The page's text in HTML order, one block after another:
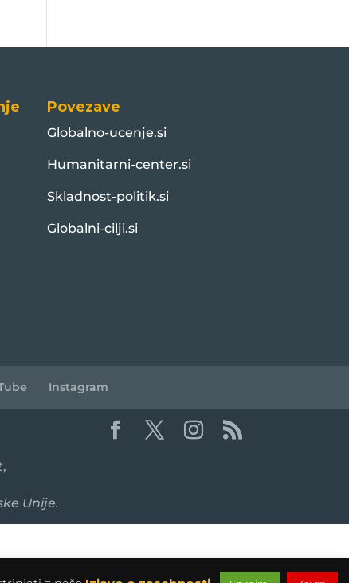
Povezave
Globalno-ucenje.si
Humanitarni-center.si
Skladnost-politik.si
Globalni-cilji.si
Instagram
,
Unije.